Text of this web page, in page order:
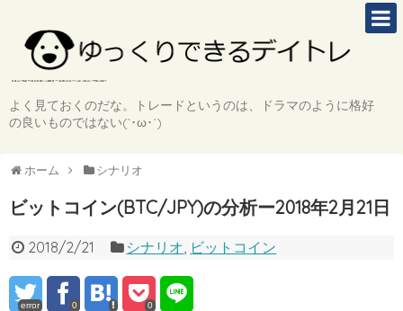
よく見ておくのだな。トレードというのは、ドラマのように格好
の良いものではない(`･ω･´)
ホーム シナリオ
ビットコイン(BTC/JPY)の分析ー2018年2月21日
2018/2/21 シナリオ ビットコイン
error 0 0